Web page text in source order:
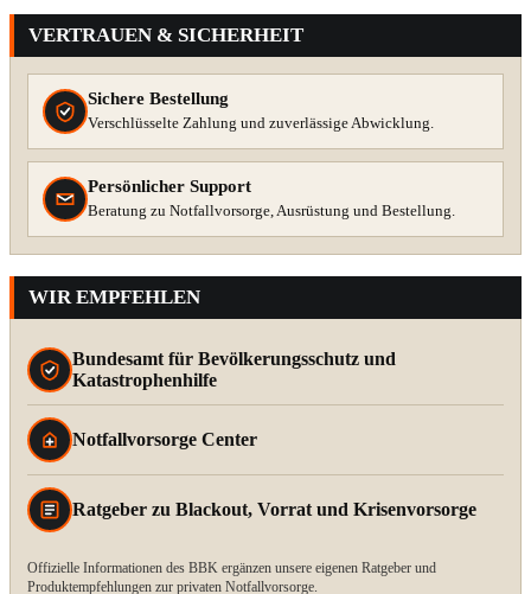
VERTRAUEN & SICHERHEIT
Sichere Bestellung
Verschlüsselte Zahlung und zuverlässige Abwicklung.
Persönlicher Support
Beratung zu Notfallvorsorge, Ausrüstung und Bestellung.
WIR EMPFEHLEN
Bundesamt für Bevölkerungsschutz und
Katastrophenhilfe
Notfallvorsorge Center
Ratgeber zu Blackout, Vorrat und Krisenvorsorge
Offizielle Informationen des BBK ergänzen unsere eigenen Ratgeber und
Produktempfehlungen zur privaten Notfallvorsorge.